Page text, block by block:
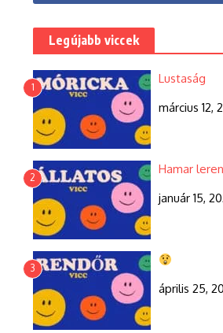
Legújabb viccek
1
Lustaság
március 12,
2
Hamar
január 15,
3
április 25,